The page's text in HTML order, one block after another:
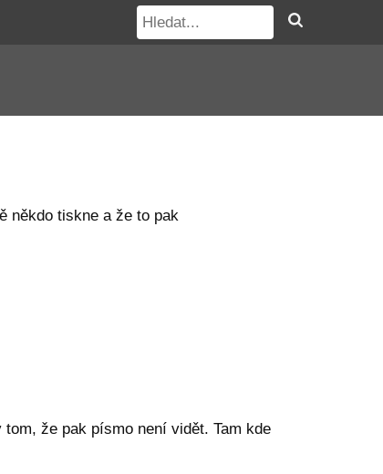
někdo tiskne a že to pak
že pak písmo není vidět. Tam kde